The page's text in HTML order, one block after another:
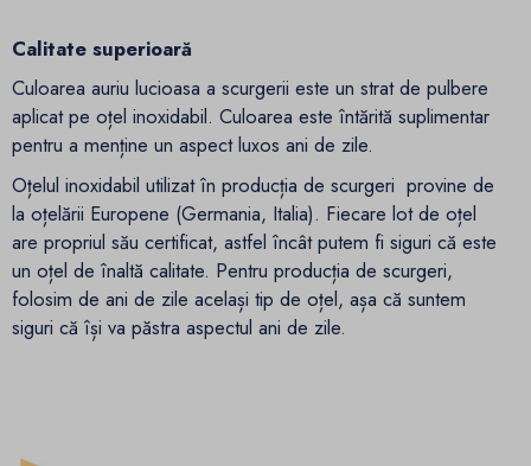
Calitate superioară
Culoarea auriu lucioasa a scurgerii este un strat de pulbere
aplicat pe oțel inoxidabil. Culoarea este întărită suplimentar
pentru a menține un aspect luxos ani de zile.
Oțelul inoxidabil utilizat în producția de scurgeri provine de
la oțelării Europene (Germania, Italia). Fiecare lot de oțel
are propriul său certificat, astfel încât putem fi siguri că este
un oțel de înaltă calitate. Pentru producția de scurgeri,
folosim de ani de zile același tip de oțel, așa că suntem
siguri că își va păstra aspectul ani de zile.